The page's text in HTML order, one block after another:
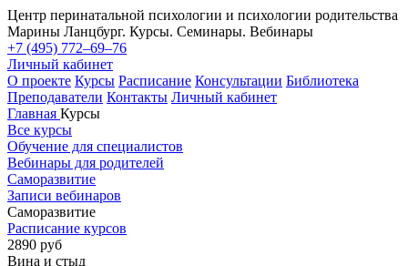
Центр перинатальной психологии и психологии родительства
Марины Ланцбург. Курсы. Семинары. Вебинары
+7 (495) 772–69–76
Личный кабинет
О проекте Курсы Расписание Консультации Библиотека
Преподаватели Контакты Личный кабинет
Главная Курсы
Все курсы
Обучение для специалистов
Вебинары для родителей
Саморазвитие
Записи вебинаров
Саморазвитие
Расписание курсов
2890 руб
Вина и стыд